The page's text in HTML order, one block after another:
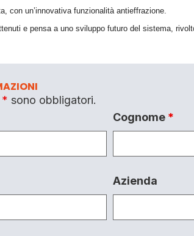
con un’innovativa funzionalità antieffrazione.
e pensa a uno sviluppo futuro del sistema,
* sono obbligatori.
Cognome *
Azienda